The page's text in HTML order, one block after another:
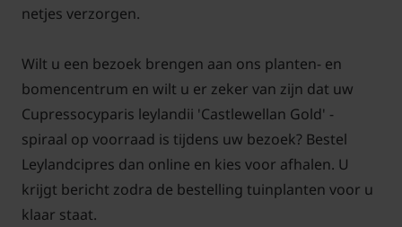
netjes verzorgen.
Wilt u een bezoek brengen aan ons planten- en
bomencentrum en wilt u er zeker van zijn dat uw
Cupressocyparis leylandii 'Castlewellan Gold' -
spiraal op voorraad is tijdens uw bezoek? Bestel
Leylandcipres dan online en kies voor afhalen. U
krijgt bericht zodra de bestelling tuinplanten voor u
klaar staat.